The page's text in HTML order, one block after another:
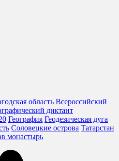
область Всероссийский
диктант
География Геодезическая дуга
Соловецкие острова Татарстан
монастырь